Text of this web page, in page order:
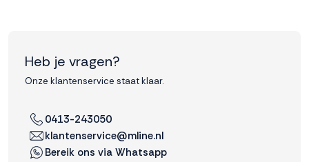
functionele en
analytische cookies.
Accepteren
Heb je vragen?
Onze klantenservice staat klaar.
0413-243050
klantenservice@mline.nl
Bereik ons via Whatsapp